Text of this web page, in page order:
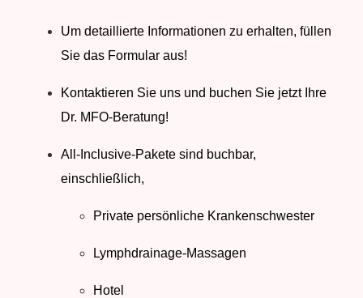
Um detaillierte Informationen zu erhalten, füllen
Sie das Formular aus!
Kontaktieren Sie uns und buchen Sie jetzt Ihre
Dr. MFO-Beratung!
All-Inclusive-Pakete sind buchbar,
einschließlich,
Private persönliche Krankenschwester
Lymphdrainage-Massagen
Hotel